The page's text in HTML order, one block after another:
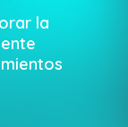
orar la
ente
mientos